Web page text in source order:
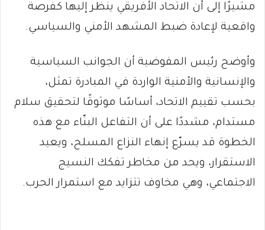
مشيرًا إلى أن الاتحاد الأفريقي ينظر إليها كفرصة
واقعية لإعادة ضبط المشهد الأمني والسياسي.
وأوضح رئيس المفوضية أن الجوانب السياسية
والإنسانية والأمنية الواردة في المبادرة تمثل،
بحسب تقييم الاتحاد، أساسًا موثوقًا لتحقيق سلام
مستدام، مشددًا على أن التفاعل البنّاء مع هذه
الخطوة قد يسرّع إنهاء النزاع المسلح، ويعيد
الاستقرار، ويحد من مخاطر تفكك النسيج
الاجتماعي، وهي مخاوف تتزايد مع استمرار الحرب.